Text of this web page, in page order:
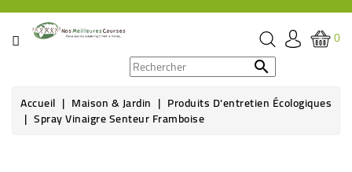
CATÉGORIE
ÉPICERIE
0

Accueil Maison & Jardin Produits D'entretien Écologiques
Spray Vinaigre Senteur Framboise